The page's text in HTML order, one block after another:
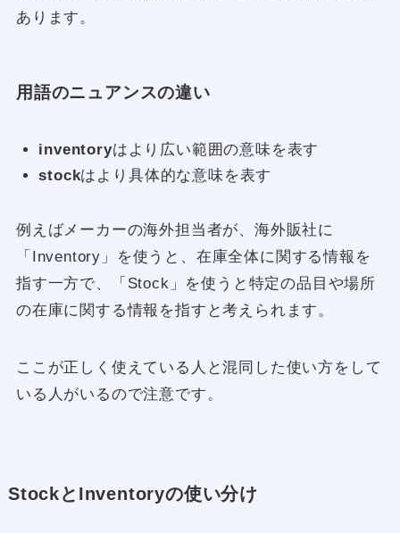
あります。
用語のニュアンスの違い
inventoryはより広い範囲の意味を表す
stockはより具体的な意味を表す
例えばメーカーの海外担当者が、海外販社に
「Inventory」を使うと、在庫全体に関する情報を
指す一方で、「Stock」を使うと特定の品目や場所
の在庫に関する情報を指すと考えられます。
ここが正しく使えている人と混同した使い方をして
いる人がいるので注意です。
StockとInventoryの使い分け